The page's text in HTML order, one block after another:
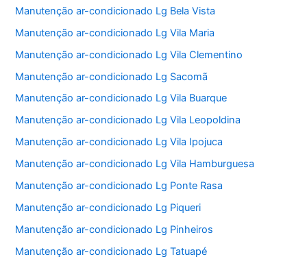
Manutenção ar-condicionado Lg Bela Vista
Manutenção ar-condicionado Lg Vila Maria
Manutenção ar-condicionado Lg Vila Clementino
Manutenção ar-condicionado Lg Sacomã
Manutenção ar-condicionado Lg Vila Buarque
Manutenção ar-condicionado Lg Vila Leopoldina
Manutenção ar-condicionado Lg Vila Ipojuca
Manutenção ar-condicionado Lg Vila Hamburguesa
Manutenção ar-condicionado Lg Ponte Rasa
Manutenção ar-condicionado Lg Piqueri
Manutenção ar-condicionado Lg Pinheiros
Manutenção ar-condicionado Lg Tatuapé